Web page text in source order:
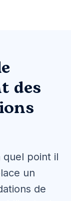
des
quel point il
un
de